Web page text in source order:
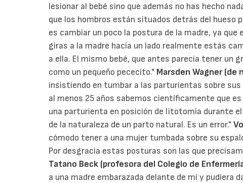
lesionar al bebé sino que además no has hecho
que los hombros están situados detrás del hueso
es cambiar un poco la postura de la madre, ya que
giras a la madre hacía un lado realmente estás
a ella. El mismo bebé, que antes parecía tener un
como un pequeño pececito." Marsden Wagner (de
insistiendo en tumbar a las parturientas sobre sus
al menos 25 años sabemos científicamente que
una parturienta en posición de litotomía durante
de la naturaleza de un parto natural. Es un error."
cómodo tener a una mujer tumbada sobre su
Por desgracia estas posturas son las que
Tatano Beck (profesora del Colegio de
a una madre embarazada delante de mí y pudiera